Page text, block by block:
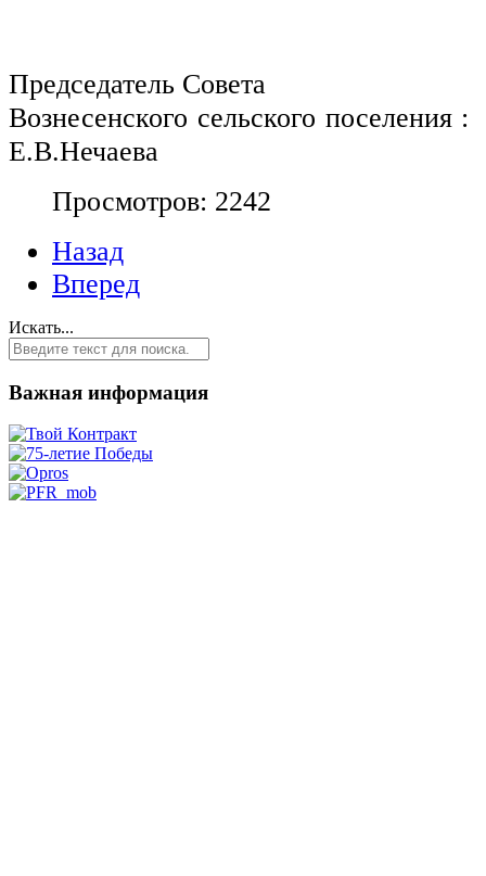
Председатель Совета
Вознесенского
Е.В.Нечаева
Просмотров: 2242
Назад
Вперед
Искать...
Важная информация